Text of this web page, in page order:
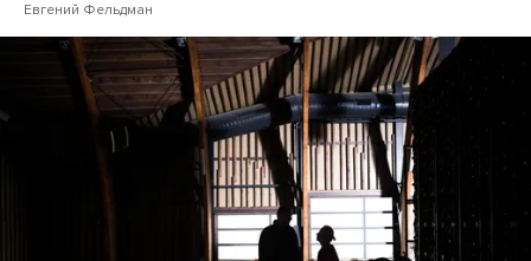
Евгений Фельдман